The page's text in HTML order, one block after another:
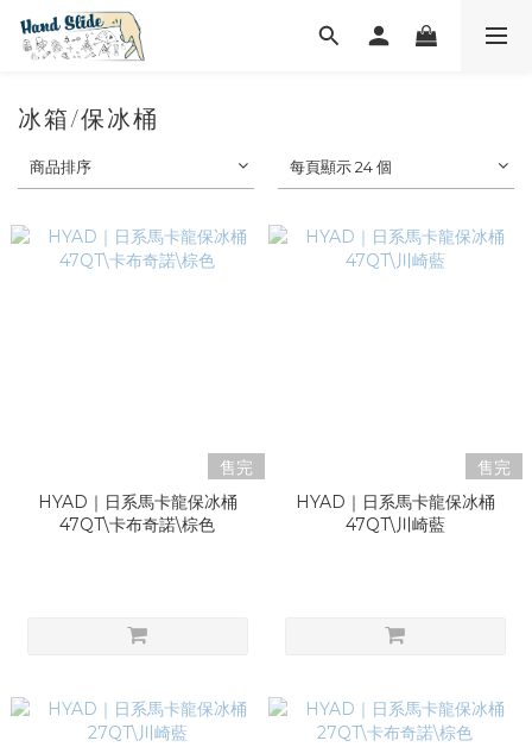
冰箱/保冰桶
商品排序 每頁顯示 24 個
售完
HYAD｜日系馬卡龍保冰桶
47QT\卡布奇諾\棕色
售完
HYAD｜日系馬卡龍保冰桶
47QT\川崎藍